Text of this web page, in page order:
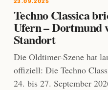
Techno Classica
Ufern – Dortmund
Standort
Die Oldtimer-Szene hat
offiziell: Die Techno
24. bis 27. September